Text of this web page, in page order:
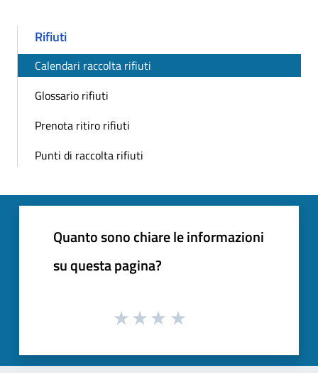
Rifiuti
Calendari raccolta rifiuti
Glossario rifiuti
Prenota ritiro rifiuti
Punti di raccolta rifiuti
Quanto sono chiare le informazioni
su questa pagina?